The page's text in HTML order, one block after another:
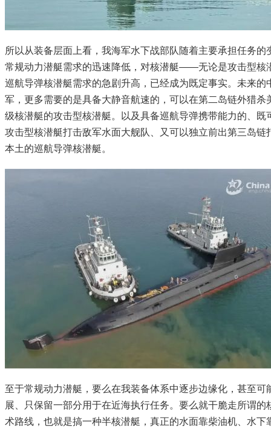
所以从装备层面上看，我海军水下战部队随着主要承担任务的
常规动力潜艇需求的迅速降低，对核潜艇——无论是攻击型核
巡航导弹核潜艇需求的急剧升高，已经成为既定事实。未来的
军，更多需要的是具备大静音航速的，可以在第二岛链外猎杀
级核潜艇的攻击型核潜艇。以及具备巡航导弹携带能力的、既
攻击型核潜艇打击敌军水面大舰队、又可以独立前出第三岛链
本土的巡航导弹核潜艇。
至于常规动力潜艇，要么在我装备体系中逐步边缘化，甚至可
展、只保留一部分用于在近海执行任务。要么就干脆走所谓的
术路线，也就是搞一种半核潜艇，真正的水面靠柴油机、水下